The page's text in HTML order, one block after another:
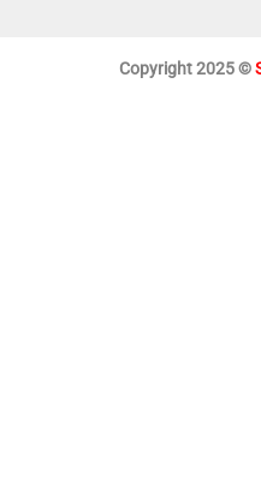
Copyright 2025 ©